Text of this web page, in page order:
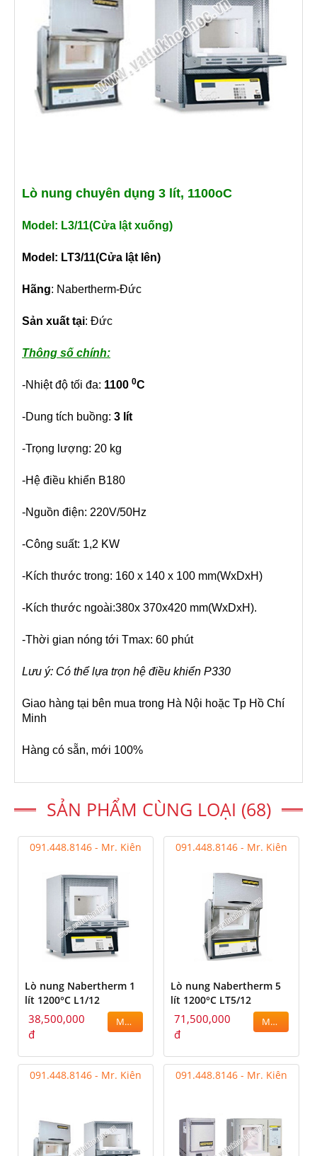
Lò nung chuyên dụng 3 lít, 1100oC
Model: L3/11(Cửa lật xuống)
Model: LT3/11(Cửa lật lên)
Hãng: Nabertherm-Đức
Sản xuất tại: Đức
Thông số chính:
-Nhiệt độ tối đa: 1100 0C
-Dung tích buồng: 3 lít
-Trọng lượng: 20 kg
-Hệ điều khiển B180
-Nguồn điện: 220V/50Hz
-Công suất: 1,2 KW
-Kích thước trong: 160 x 140 x 100 mm(WxDxH)
-Kích thước ngoài:380x 370x420 mm(WxDxH).
-Thời gian nóng tới Tmax: 60 phút
Lưu ý: Có thể lựa trọn hệ điều khiển P330
Giao hàng tại bên mua trong Hà Nội hoặc Tp Hồ Chí
Minh
Hàng có sẵn, mới 100%
SẢN PHẨM CÙNG LOẠI (68)
091.448.8146 - Mr. Kiên
Lò nung Nabertherm 1
lít 1200°C L1/12
38,500,000
đ
MUA
091.448.8146 - Mr. Kiên
Lò nung Nabertherm 5
lít 1200°C LT5/12
71,500,000
đ
MUA
091.448.8146 - Mr. Kiên 091.448.8146 - Mr. Kiên